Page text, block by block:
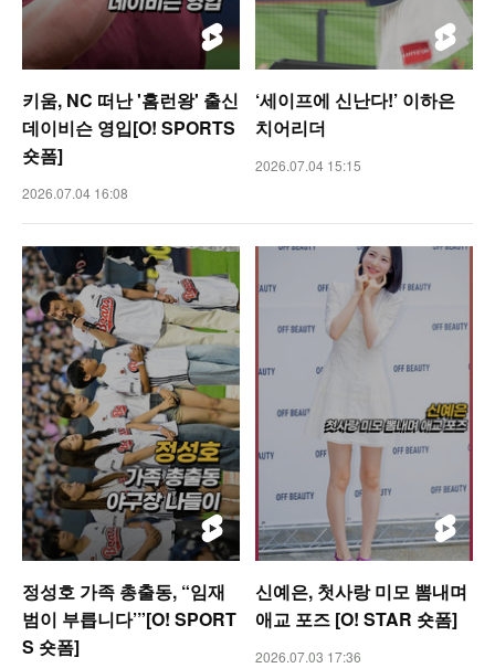
키움, NC 떠난 '홈런왕' 출신
데이비슨 영입[O! SPORTS
숏폼]
2026.07.04 16:08
‘세이프에 신난다!’ 이하은
치어리더
2026.07.04 15:15
정성호 가족 총출동, “임재
범이 부릅니다’”[O! SPORT
S 숏폼]
신예은, 첫사랑 미모 뽐내며
애교 포즈 [O! STAR 숏폼]
2026.07.03 17:36